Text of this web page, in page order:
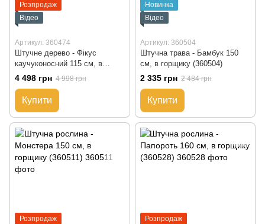
Розпродаж
Відео
Артикул: 360474
Штучне дерево - Фікус
каучуконосний 115 см, в
горщику (360474)
4 498 грн 4 998 грн
Купити
Новинка
Відео
Артикул: 360504
Штучна трава - Бамбук 150
см, в горщику (360504)
2 335 грн 2 484 грн
Купити
Розпродаж
Розпродаж